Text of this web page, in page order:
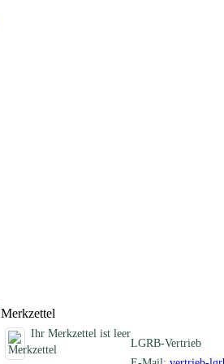
Merkzettel
Ihr Merkzettel ist leer
LGRB-Vertrieb